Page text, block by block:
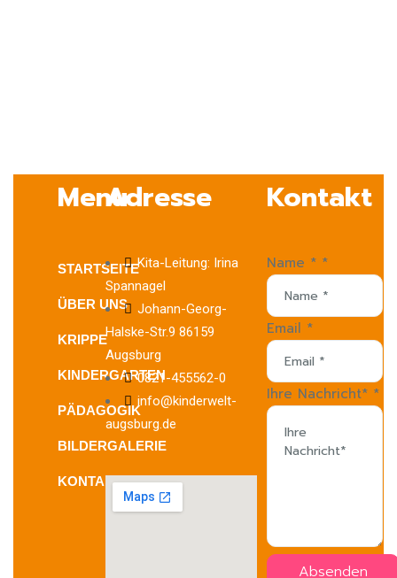
Menu
STARTSEITE
ÜBER UNS
KRIPPE
KINDERGARTEN
PÄDAGOGIK
BILDERGALERIE
KONTAKT
Adresse
Kita-Leitung: Irina
Spannagel
Johann-Georg-
Halske-Str.9 86159
Augsburg
0821-455562-0
info@kinderwelt-
augsburg.de
Kontakt
Name * *
Email *
Ihre Nachricht* *
Absenden